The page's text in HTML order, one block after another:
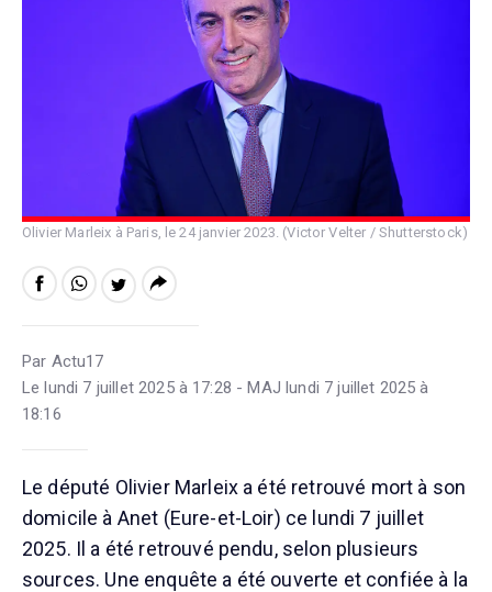
Olivier Marleix à Paris, le 24 janvier 2023. (Victor Velter / Shutterstock)
Par Actu17
Le lundi 7 juillet 2025 à 17:28 - MAJ lundi 7 juillet 2025 à
18:16
Le député Olivier Marleix a été retrouvé mort à son
domicile à Anet (Eure-et-Loir) ce lundi 7 juillet
2025. Il a été retrouvé pendu, selon plusieurs
sources. Une enquête a été ouverte et confiée à la